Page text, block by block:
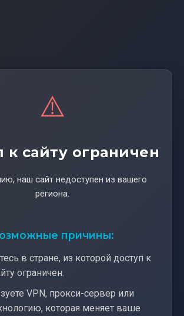
⚠️
к сайту ограничен
наш сайт недоступен из вашего
региона.
причины:
в стране, из которой доступ к
ограничен.
VPN, прокси-сервер или
которая меняет ваше